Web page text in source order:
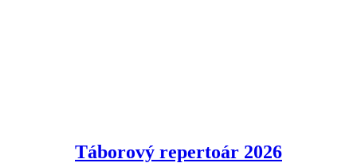
Táborový repertoár 2026